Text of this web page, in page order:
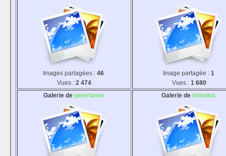
Images partagées : 46
Vues : 2 474
Image partagée : 1
Vues : 1 680
Galerie de petertaste Galerie de romaluc